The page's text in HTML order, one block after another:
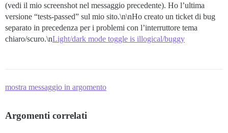
(vedi il mio screenshot nel messaggio precedente). Ho l’ultima
versione “tests-passed” sul mio sito.\n\nHo creato un ticket di bug
separato in precedenza per i problemi con l’interruttore tema
chiaro/scuro.\nLight/dark mode toggle is illogical/buggy
mostra messaggio in argomento
Argomenti correlati